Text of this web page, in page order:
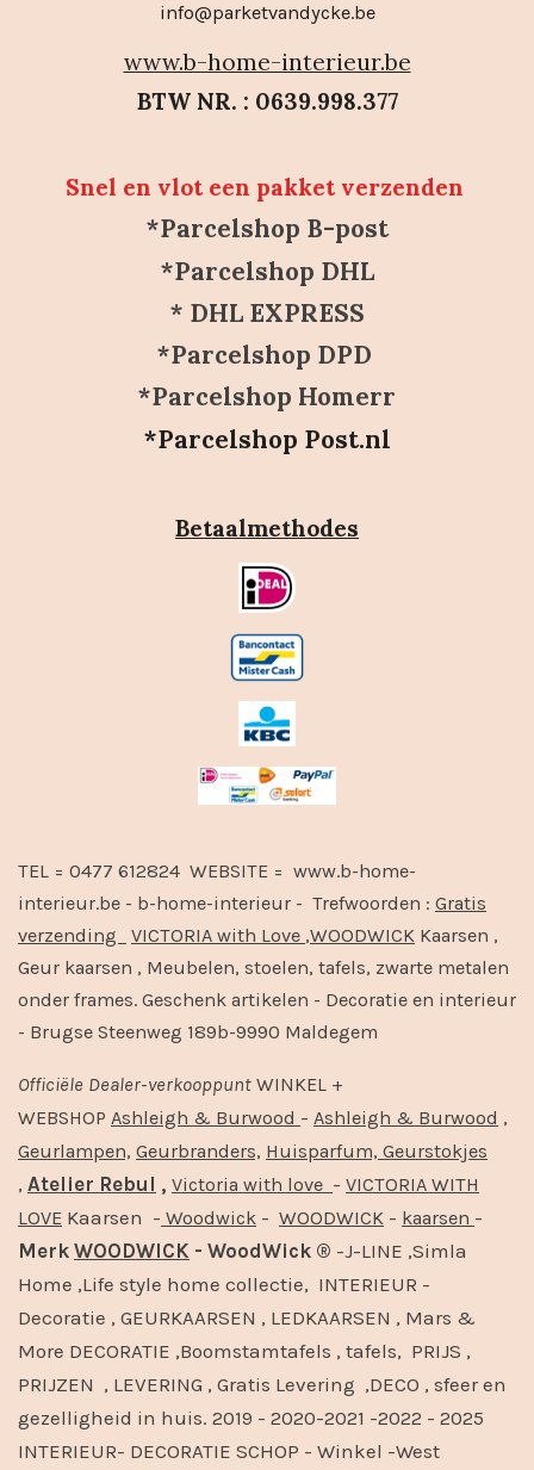
info@parketvandycke.be
www.b-home-interieur.be
BTW NR. : 0639.998.377
Snel en vlot een pakket verzenden
*Parcelshop B-post
*Parcelshop DHL
* DHL EXPRESS
*Parcelshop DPD
*Parcelshop Homerr
*Parcelshop Post.nl
Betaalmethodes
TEL = 0477 612824 WEBSITE = www.b-home-
interieur.be - b-home-interieur - Trefwoorden : Gratis
verzending
VICTORIA with Love ,WOODWICK Kaarsen ,
Geur kaarsen , Meubelen, stoelen, tafels, zwarte metalen
onder frames. Geschenk artikelen - Decoratie en interieur
- Brugse Steenweg 189b-9990 Maldegem
Officiële Dealer-verkooppunt WINKEL +
WEBSHOP Ashleigh & Burwood - Ashleigh & Burwood ,
Geurlampen, Geurbranders, Huisparfum, Geurstokjes
, Atelier Rebul , Victoria with love - VICTORIA WITH
LOVE Kaarsen - Woodwick - WOODWICK - kaarsen -
Merk WOODWICK - WoodWick ® -J-LINE ,Simla
Home ,Life style home collectie, INTERIEUR -
Decoratie , GEURKAARSEN , LEDKAARSEN , Mars &
More DECORATIE ,Boomstamtafels , tafels, PRIJS ,
PRIJZEN , LEVERING , Gratis Levering ,DECO , sfeer en
gezelligheid in huis. 2019 - 2020-2021 -2022 - 2025
INTERIEUR- DECORATIE SCHOP - Winkel -West